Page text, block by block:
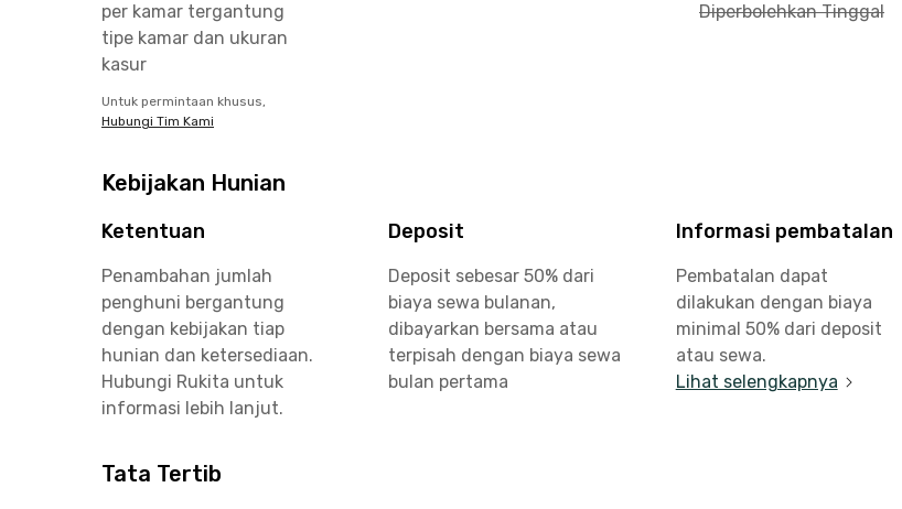
per kamar tergantung
tipe kamar dan ukuran
kasur
Diperbolehkan Tinggal
Untuk permintaan khusus,
Hubungi Tim Kami
Kebijakan Hunian
Ketentuan
Penambahan jumlah
penghuni bergantung
dengan kebijakan tiap
hunian dan ketersediaan.
Hubungi Rukita untuk
informasi lebih lanjut.
Deposit
Deposit sebesar 50% dari
biaya sewa bulanan,
dibayarkan bersama atau
terpisah dengan biaya sewa
bulan pertama
Informasi pembatalan
Pembatalan dapat
dilakukan dengan biaya
minimal 50% dari deposit
atau sewa.
Lihat selengkapnya
Tata Tertib